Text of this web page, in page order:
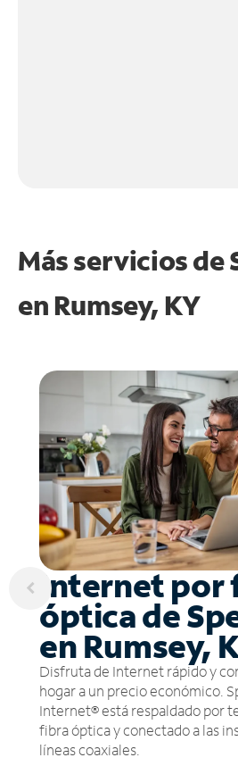
Más servicios de
en Rumsey, KY
Internet por
óptica de
en Rumsey,
Disfruta de Internet rápido y
hogar a un precio económico.
Internet® está respaldado por
fibra óptica y conectado a las
líneas coaxiales.